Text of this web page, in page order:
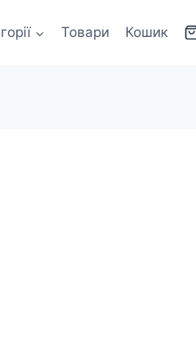
Товари Кошик